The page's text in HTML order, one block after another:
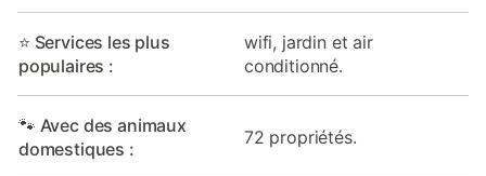
⭐ Services les plus
populaires :
wifi, jardin et air
conditionné.
🐾 Avec des animaux
domestiques :
72 propriétés.